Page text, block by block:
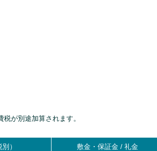
が別途加算されます。
） 敷金・保証金 / 礼金